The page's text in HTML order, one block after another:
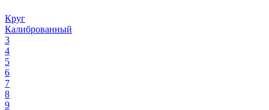
Круг
Калиброванный
3
4
5
6
7
8
9